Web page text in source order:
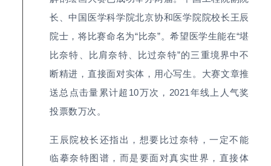
长、中国医学科学院北京协和医学院院校长王辰
院士，将比赛命名为“比奈”。希望医学生能在“堪
比奈特、比肩奈特、比过奈特”的三重境界中不
断精进，直接面对实体，用心写生。大赛文章推
送总点击量累计超10万次，2021年线上人气奖
投票数万次。
王辰院校长还指出，想要比过奈特，一定不能
临摹奈特图谱，而是要面对真实世界，直接体